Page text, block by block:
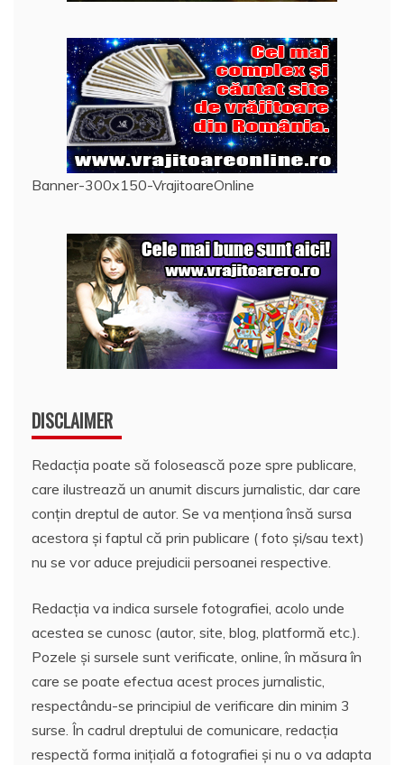
Banner-300x150-VrajitoareOnline
DISCLAIMER
Redacția poate să folosească poze spre publicare,
care ilustrează un anumit discurs jurnalistic, dar care
conțin dreptul de autor. Se va menționa însă sursa
acestora și faptul că prin publicare ( foto și/sau text)
nu se vor aduce prejudicii persoanei respective.
Redacția va indica sursele fotografiei, acolo unde
acestea se cunosc (autor, site, blog, platformă etc.).
Pozele și sursele sunt verificate, online, în măsura în
care se poate efectua acest proces jurnalistic,
respectându-se principiul de verificare din minim 3
surse. În cadrul dreptului de comunicare, redacția
respectă forma inițială a fotografiei și nu o va adapta